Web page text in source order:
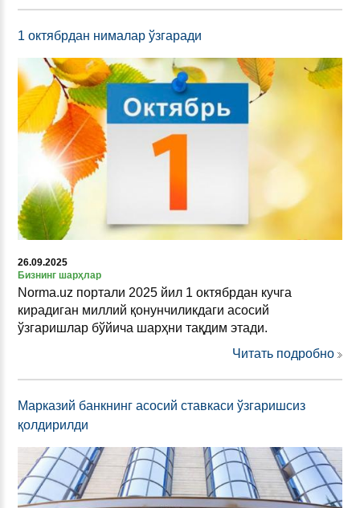
1 октябрдан нималар ўзгаради
26.09.2025
Бизнинг шарҳлар
Norma.uz портали 2025 йил 1 октябрдан кучга
кирадиган миллий қонунчиликдаги асосий
ўзгаришлар бўйича шарҳни тақдим этади.
Читать подробно
Марказий банкнинг асосий ставкаси ўзгаришсиз
қолдирилди